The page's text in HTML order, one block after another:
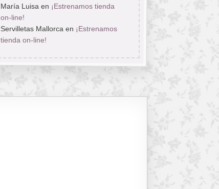
María Luisaen ¡Estrenamos tienda
on-line!
Servilletas Mallorcaen ¡Estrenamos
tienda on-line!